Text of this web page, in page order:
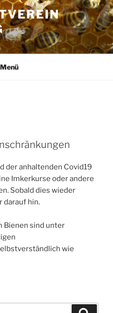
Menü
der anhaltenden Covid19
Imkerkurse oder andere
Sobald dies wieder
darauf hin.
Bienen sind unter
wie